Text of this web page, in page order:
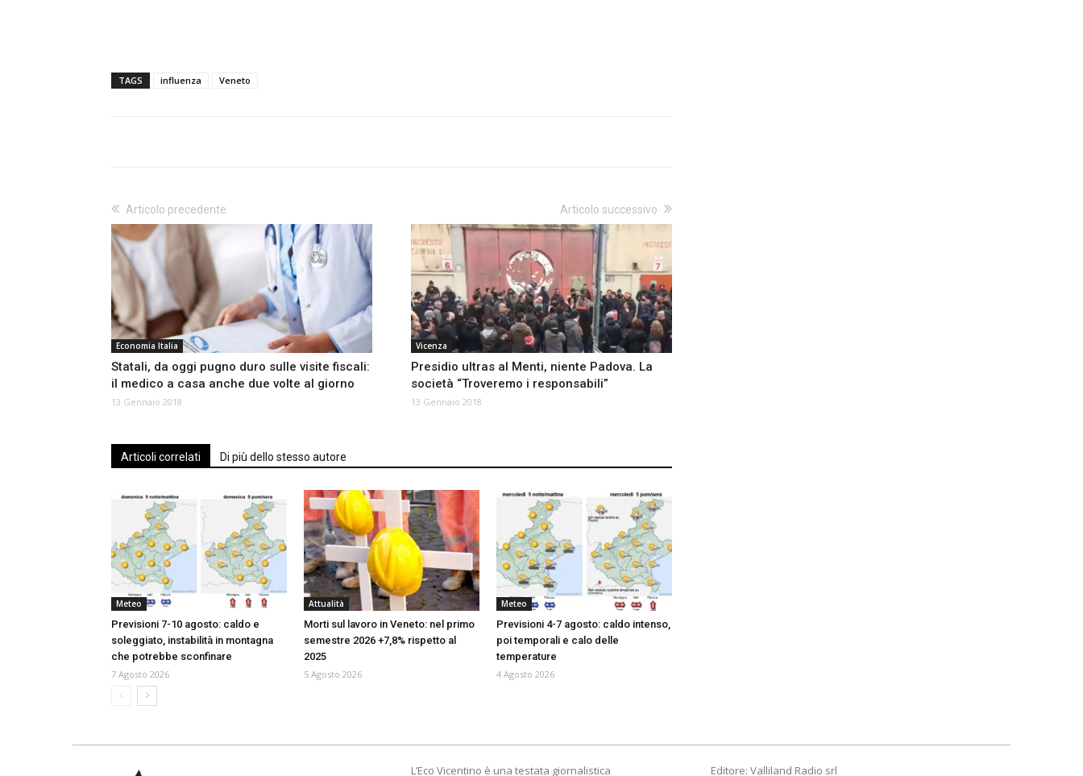
TAGS influenza Veneto
Articolo precedente
Economia Italia
Statali, da oggi pugno duro sulle visite fiscali:
il medico a casa anche due volte al giorno
13 Gennaio 2018
Articolo successivo
Vicenza
Presidio ultras al Menti, niente Padova. La
società “Troveremo i responsabili”
13 Gennaio 2018
Articoli correlati Di più dello stesso autore
Meteo
Previsioni 7-10 agosto: caldo e
soleggiato, instabilità in montagna
che potrebbe sconfinare
7 Agosto 2026
Attualità
Morti sul lavoro in Veneto: nel primo
semestre 2026 +7,8% rispetto al
2025
5 Agosto 2026
Meteo
Previsioni 4-7 agosto: caldo intenso,
poi temporali e calo delle
temperature
4 Agosto 2026
L’Eco Vicentino è una testata giornalistica Editore: Valliland Radio srl